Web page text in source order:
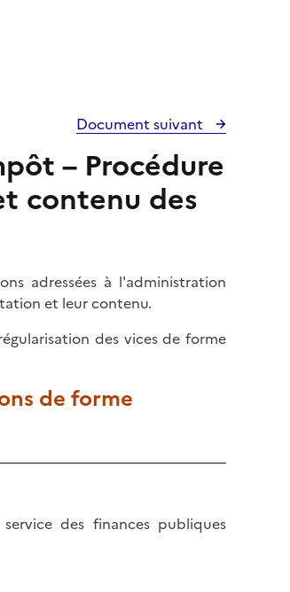
Document suivant
– Procédure
contenu des
adressées à l'administration
et leur contenu.
des vices de forme
de forme
des finances publiques